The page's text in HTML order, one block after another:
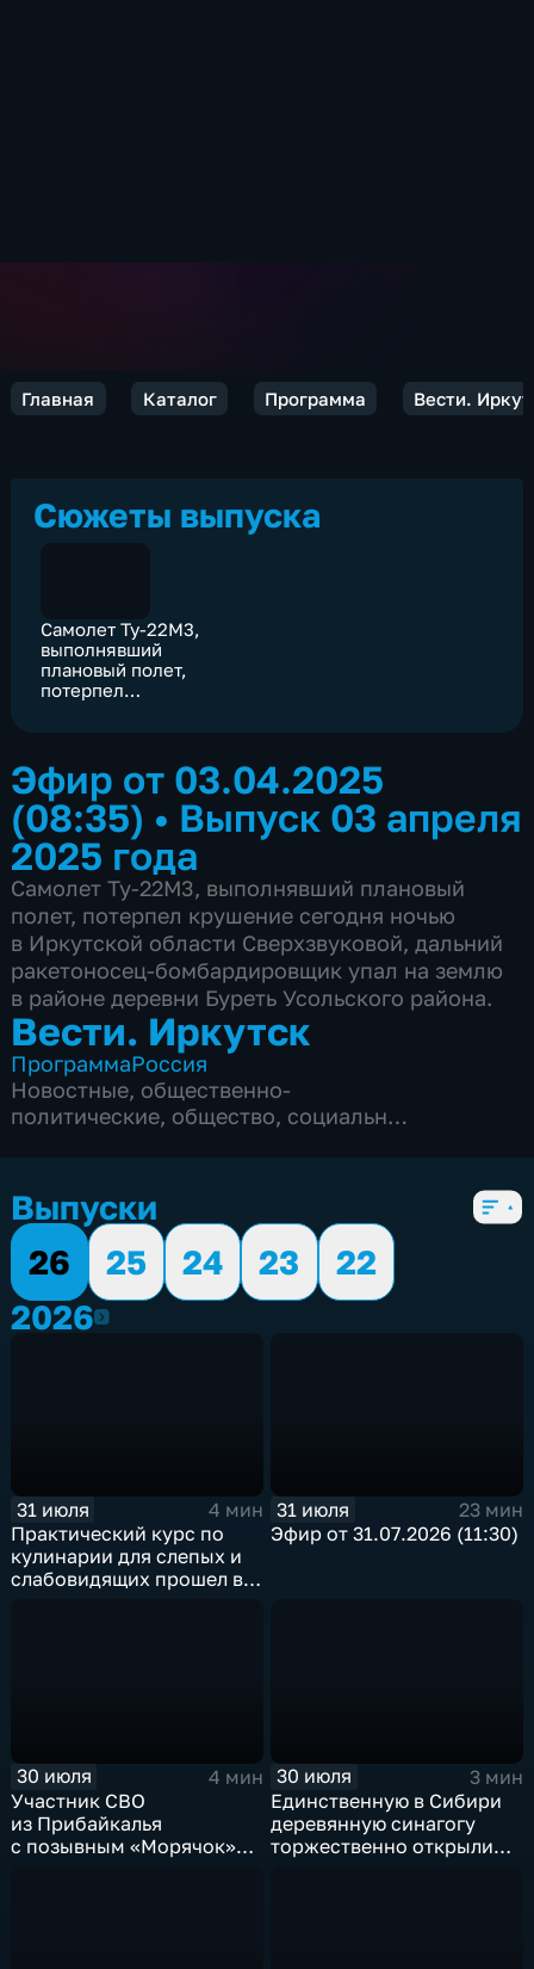
Главная Каталог Программа Вести.
Сюжеты выпуска
Самолет Ту-22М3,
выполнявший
плановый полет,
потерпел
Эфир от 03.04.2025
(08:35) • Выпуск 03 апреля
2025 года
Самолет Ту-22М3, выполнявший плановый
полет, потерпел крушение сегодня ночью
в Иркутской области Сверхзвуковой, дальний
ракетоносец-бомбардировщик упал на землю
в районе деревни Буреть Усольского района.
Вести. Иркутск
ПрограммаРоссия
Новостные, общественно-
политические, общество, социально-
Выпуски
26
25 24 23
22
20262026
31 июля
4 мин
Практический курс по
кулинарии для слепых и
слабовидящих прошел в
31 июля
23 мин
Эфир от 31.07.2026 (11:30)
30 июля
4 мин
Участник СВО
из Прибайкалья
с позывным «Морячок»
30 июля
3 мин
Единственную в Сибири
деревянную синагогу
торжественно открыли